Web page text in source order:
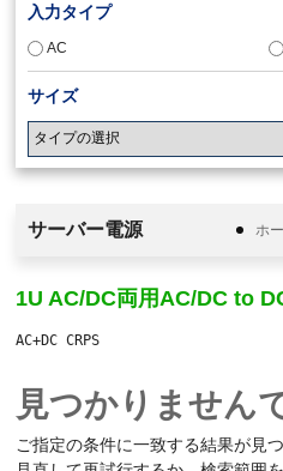
入力タイプ
AC
サイズ
出力電力
(W) (W)
サーバー電源 ホ
1U AC/DC両用AC/DC to
AC+DC CRPS
見つかりません
ご指定の条件に一致する結果が見